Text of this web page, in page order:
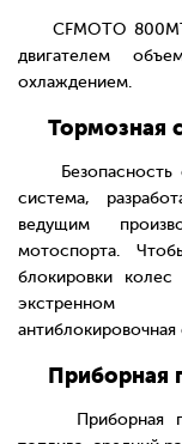
CFMOTO 800MT
двигателем
охлаждением.
Тормозная
Безопасность
система,
ведущим
мотоспорта.
блокировки
экстренном
Приборная
Приборная